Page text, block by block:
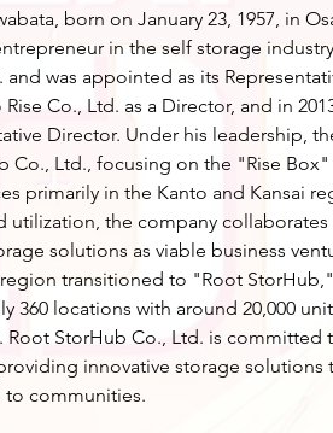
born on January 23, 1957, in
in the self storage
and was appointed as its
Co., Ltd. as a Director, and in
Director. Under his leadership,
Co., Ltd., focusing on the "Rise
primarily in the Kanto and Kansai
utilization, the company
solutions as viable business
transitioned to "Root
360 locations with around 20,000
Root StorHub Co., Ltd. is committed
innovative storage solutions
to communities.